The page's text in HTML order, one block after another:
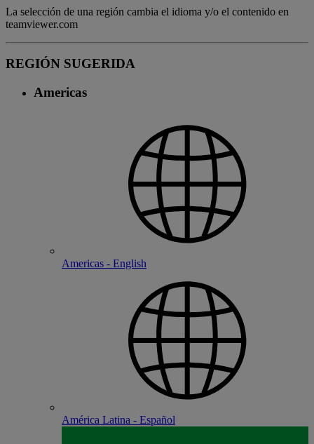
La selección de una región cambia el idioma y/o el contenido en
teamviewer.com
REGIÓN SUGERIDA
Americas
Americas - English
América Latina - Español